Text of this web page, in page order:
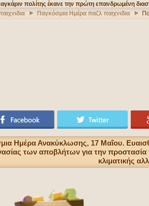
Παγκόσμια Ημέρα παζλ παιχνιδια
Ημέρα Ανακύκλωσης, 17 Μαΐου.
των αποβλήτων για την
κλιματικής